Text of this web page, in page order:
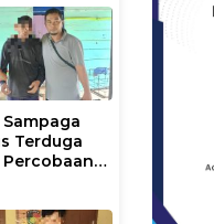
Terduga
Percobaan